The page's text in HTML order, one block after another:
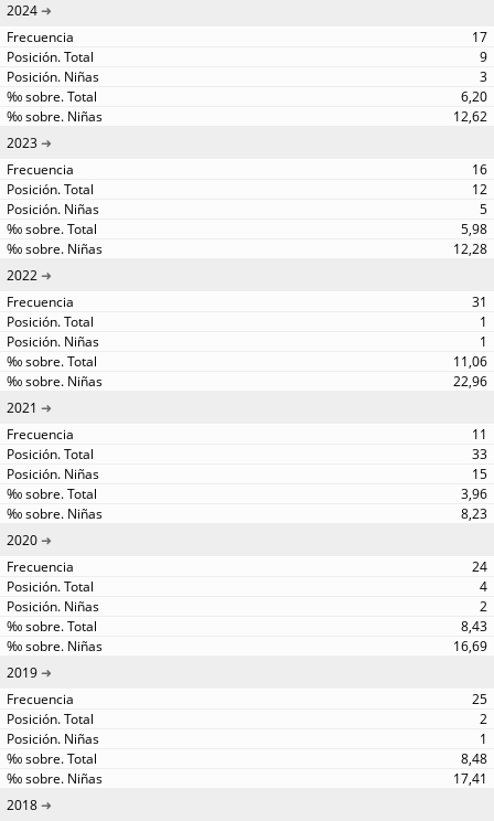
2024
17
9
3
6,20
12,62
2023
16
12
5
5,98
12,28
2022
31
1
1
11,06
22,96
2021
11
33
15
3,96
8,23
2020
24
4
2
8,43
16,69
2019
25
2
1
8,48
17,41
2018